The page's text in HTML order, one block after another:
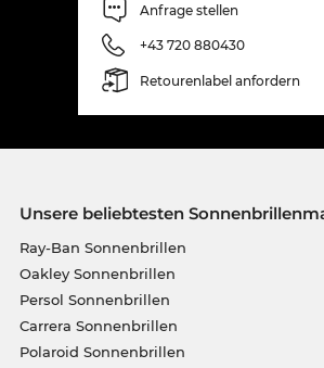
Anfrage stellen
+43 720 880430
Retourenlabel anfordern
Unsere beliebtesten
Ray-Ban Sonnenbrillen
Oakley Sonnenbrillen
Persol Sonnenbrillen
Carrera Sonnenbrillen
Polaroid Sonnenbrillen